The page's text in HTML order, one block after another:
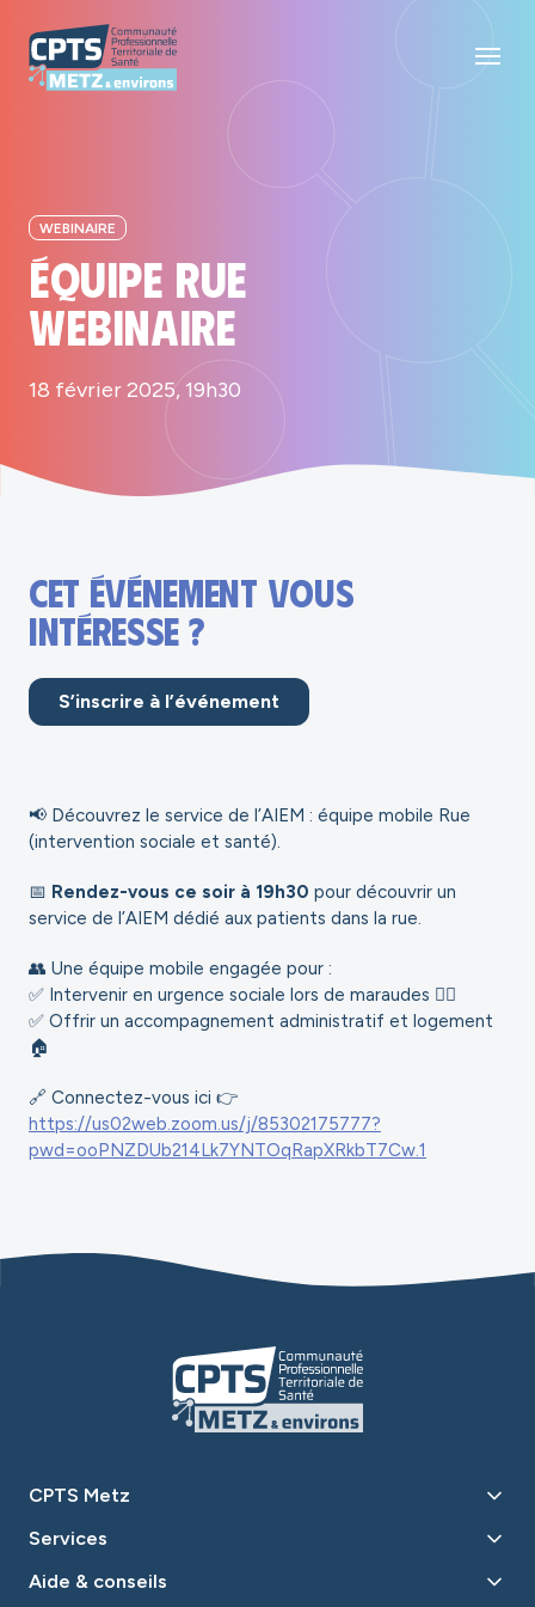
WEBINAIRE
Équipe RUE
Webinaire
18 février 2025, 19h30
Cet événement vous
intéresse ?
S’inscrire à l’événement
📢 Découvrez le service de l’AIEM : équipe mobile Rue
(intervention sociale et santé).
📅 Rendez-vous ce soir à 19h30 pour découvrir un
service de l’AIEM dédié aux patients dans la rue.
👥 Une équipe mobile engagée pour :
✅ Intervenir en urgence sociale lors de maraudes 🚶‍♀️
✅ Offrir un accompagnement administratif et logement
🏠
🔗 Connectez-vous ici 👉
https://us02web.zoom.us/j/85302175777?
pwd=ooPNZDUb214Lk7YNTOqRapXRkbT7Cw.1
CPTS Metz
Services
Aide & conseils